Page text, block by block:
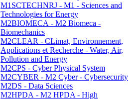
M1SCTECHNRJ - M1 - Sciences and
Technologies for Energy
M2BIOMECA - M2 Biomeca -
Biomechanics
M2CLEAR - CLimat, Environnement,
Applications et Recherche - Water, Air,
Pollution and Energy
M2CPS - Cyber Physical System
M2CYBER - M2 Cyber - Cybersecurity
M2DS - Data Sciences
M2HPDA - M2 HPDA - High